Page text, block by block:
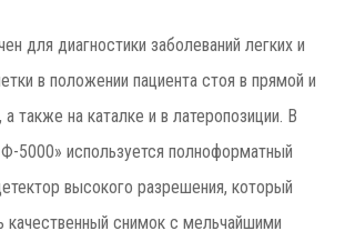
для диагностики заболеваний легких и
в положении пациента стоя в прямой и
также на каталке и в латеропозиции. В
5000» используется полноформатный
высокого разрешения, который
качественный снимок с мельчайшими